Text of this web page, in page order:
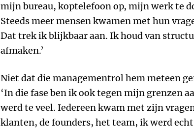
mijn bureau, koptelefoon op, mijn werk te
Steeds meer mensen kwamen met hun
Dat trek ik blijkbaar aan. Ik houd van
afmaken.’
Niet dat die managementrol hem meteen
‘In die fase ben ik ook tegen mijn grenzen
werd te veel. Iedereen kwam met zijn
klanten, de founders, het team, ik werd